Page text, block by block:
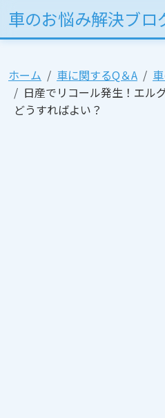
車のお悩み解決ブロ
ホーム 車に関するQ＆A
日産でリコール発生！エル
どうすればよい？